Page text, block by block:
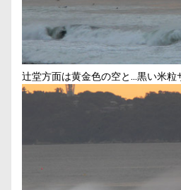
辻堂方面は黄金色の空と…黒い米粒